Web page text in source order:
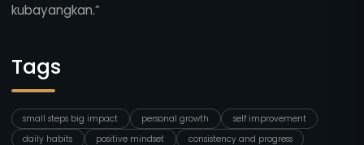
kubayangkan.”
Tags
small steps big impact personal growth
self improvement
daily habits
positive mindset consistency and progress